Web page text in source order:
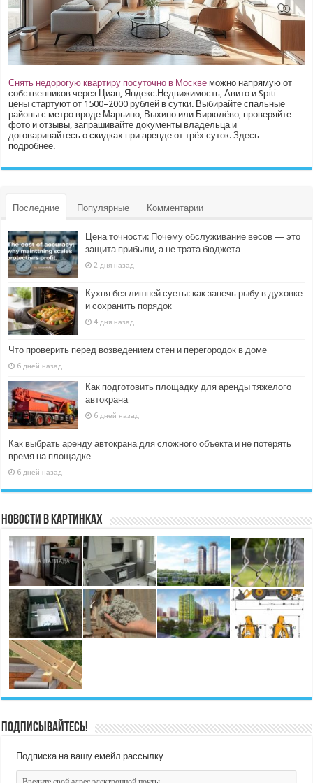
Снять недорогую квартиру посуточно в Москве можно напрямую от
собственников через Циан, Яндекс.Недвижимость, Авито и Spiti —
цены стартуют от 1500–2000 рублей в сутки. Выбирайте спальные
районы с метро вроде Марьино, Выхино или Бирюлёво, проверяйте
фото и отзывы, запрашивайте документы владельца и
договаривайтесь о скидках при аренде от трёх суток.Здесь
подробнее.
Последние Популярные Комментарии
Цена точности: Почему обслуживание весов — это
защита прибыли, а не трата бюджета
2 дня назад
Кухня без лишней суеты: как запечь рыбу в духовке
и сохранить порядок
4 дня назад
Что проверить перед возведением стен и перегородок в доме
6 дней назад
Как подготовить площадку для аренды тяжелого
автокрана
6 дней назад
Как выбрать аренду автокрана для сложного объекта и не потерять
время на площадке
6 дней назад
Новости в картинках
Подписывайтесь!
Подписка на вашу емейл рассылку